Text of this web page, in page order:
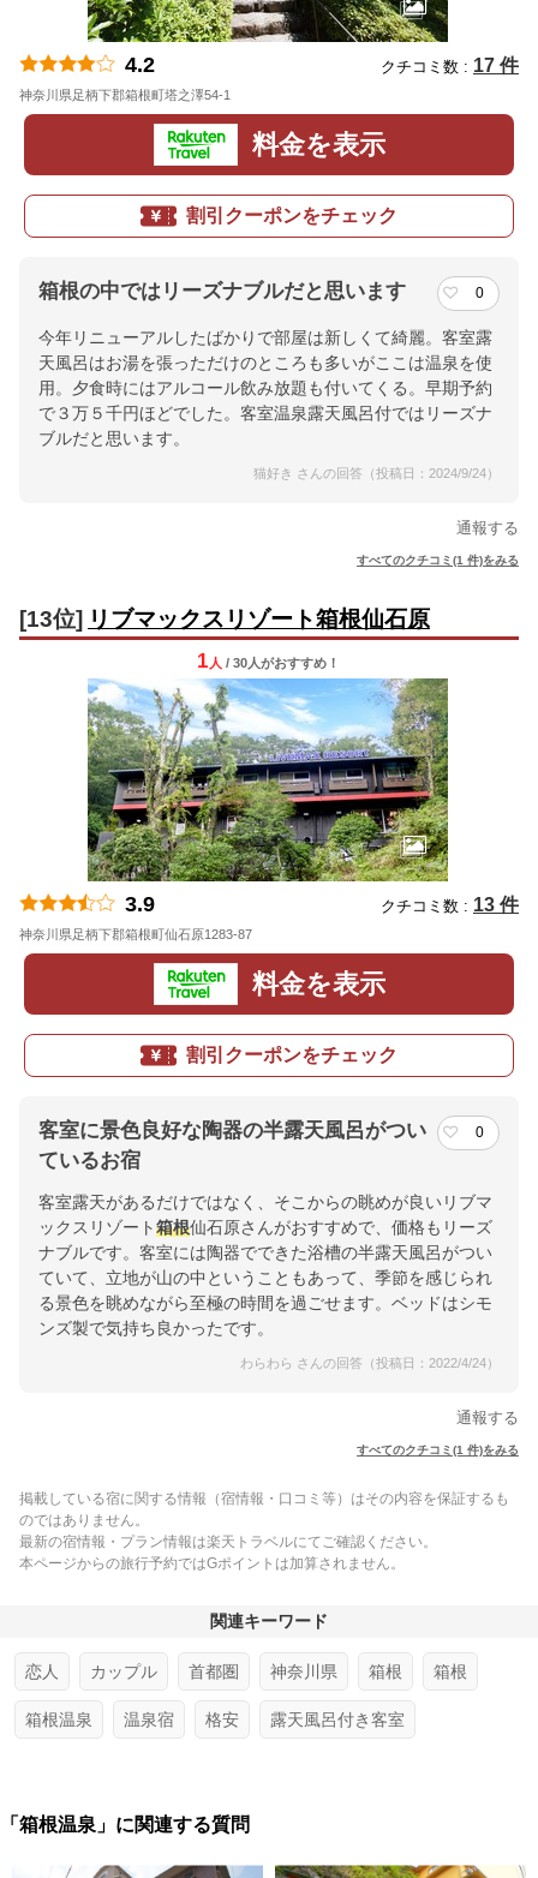
4.2 クチコミ数 : 17 件
神奈川県足柄下郡箱根町塔之澤54-1
料金を表示
割引クーポンをチェック
箱根の中ではリーズナブルだと思います 0
今年リニューアルしたばかりで部屋は新しくて綺麗。客室露
天風呂はお湯を張っただけのところも多いがここは温泉を使
用。夕食時にはアルコール飲み放題も付いてくる。早期予約
で３万５千円ほどでした。客室温泉露天風呂付ではリーズナ
ブルだと思います。
猫好き さんの回答（投稿日：2024/9/24）
通報する
すべてのクチコミ(1 件)をみる
[13位] リブマックスリゾート箱根仙石原
1 人 / 30人がおすすめ！
3.9 クチコミ数 : 13 件
神奈川県足柄下郡箱根町仙石原1283-87
料金を表示
割引クーポンをチェック
客室に景色良好な陶器の半露天風呂がつい
ているお宿
0
客室露天があるだけではなく、そこからの眺めが良いリブマ
ックスリゾート箱根仙石原さんがおすすめで、価格もリーズ
ナブルです。客室には陶器でできた浴槽の半露天風呂がつい
ていて、立地が山の中ということもあって、季節を感じられ
る景色を眺めながら至極の時間を過ごせます。ベッドはシモ
ンズ製で気持ち良かったです。
わらわら さんの回答（投稿日：2022/4/24）
通報する
すべてのクチコミ(1 件)をみる
掲載している宿に関する情報（宿情報・口コミ等）はその内容を保証するも
のではありません。
最新の宿情報・プラン情報は楽天トラベルにてご確認ください。
本ページからの旅行予約ではGポイントは加算されません。
関連キーワード
恋人 カップル 首都圏 神奈川県 箱根 箱根
箱根温泉 温泉宿 格安 露天風呂付き客室
「箱根温泉」に関連する質問